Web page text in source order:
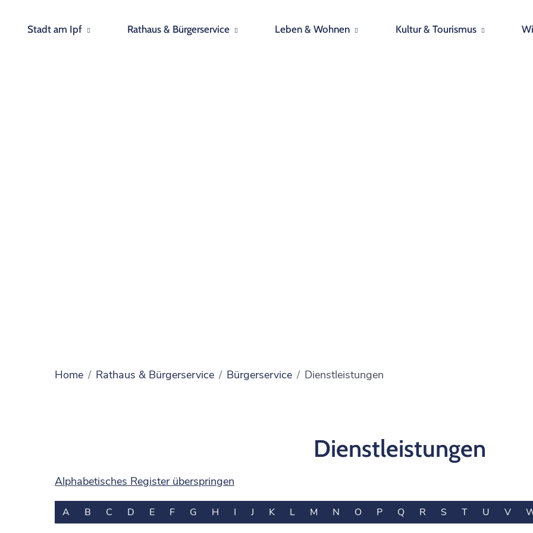
Stadt am Ipf Rathaus & Bürgerservice Leben & Wohnen Kultur & Tourismus
Home Rathaus & Bürgerservice Bürgerservice Dienstleistungen
Dienstleistungen
Alphabetisches Register überspringen
A B C D E F G H I J K L M N O P Q R S T U V